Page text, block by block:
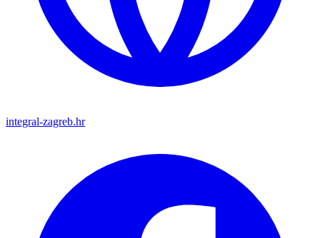
integral-zagreb.hr